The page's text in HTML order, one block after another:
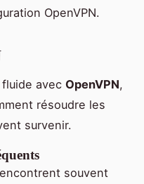
OpenVPN.
avec OpenVPN,
résoudre les
survenir.
souvent